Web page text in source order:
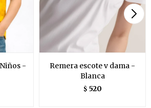
-
Remera escote v dama -
Blanca
$ 520